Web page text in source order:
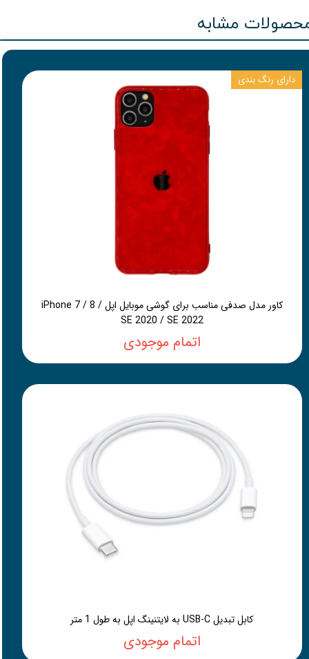
مشابه
کاور مدل صدفی مناسب برای گوشی موبایل اپل iPhone 7 / 8 /
SE 2020 / SE 2022
اتمام موجودی
دارای رنگ بندی
کابل تبدیل USB-C به لایتنینگ اپل به طول 1 متر
اتمام موجودی